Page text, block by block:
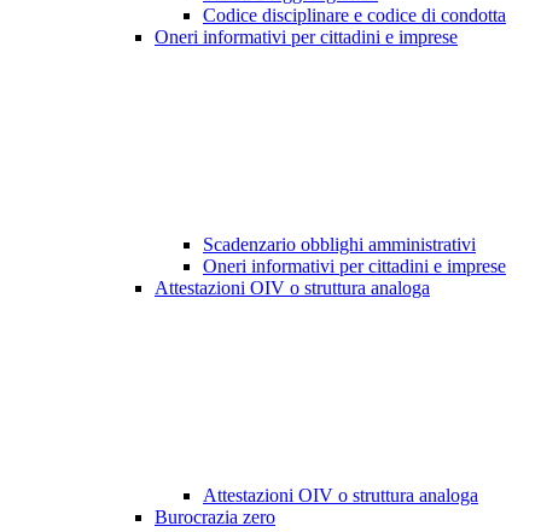
Codice disciplinare e codice di condotta
Oneri informativi per cittadini e imprese
Scadenzario obblighi amministrativi
Oneri informativi per cittadini e imprese
Attestazioni OIV o struttura analoga
Attestazioni OIV o struttura analoga
Burocrazia zero